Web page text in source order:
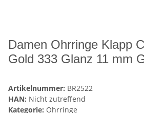
Damen Ohrringe Klapp
Gold 333 Glanz 11 mm
Artikelnummer: BR2522
HAN: Nicht zutreffend
Kategorie: Ohrringe